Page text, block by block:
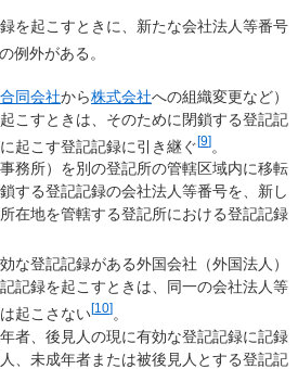
を起こすときに、新たな会社法人等番号
例外がある。
合同会社から株式会社への組織変更など）
こすときは、そのために閉鎖する登記記
起こす登記記録に引き継ぐ[9]。
務所）を別の登記所の管轄区域内に移転
する登記記録の会社法人等番号を、新し
在地を管轄する登記所における登記記録
な登記記録がある外国会社（外国法人）
記録を起こすときは、同一の会社法人等
起こさない[10]。
者、後見人の現に有効な登記記録に記録
、未成年者または被後見人とする登記記